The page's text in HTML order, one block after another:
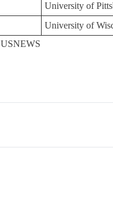
University of
University of
USNEWS